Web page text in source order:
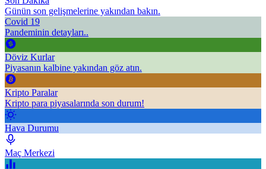
Günün son gelişmelerine yakından bakın.
Covid 19
Pandeminin detayları..
Döviz Kurlar
Piyasanın kalbine yakından göz atın.
Kripto Paralar
Kripto para piyasalarında son durum!
Hava Durumu
Maç Merkezi